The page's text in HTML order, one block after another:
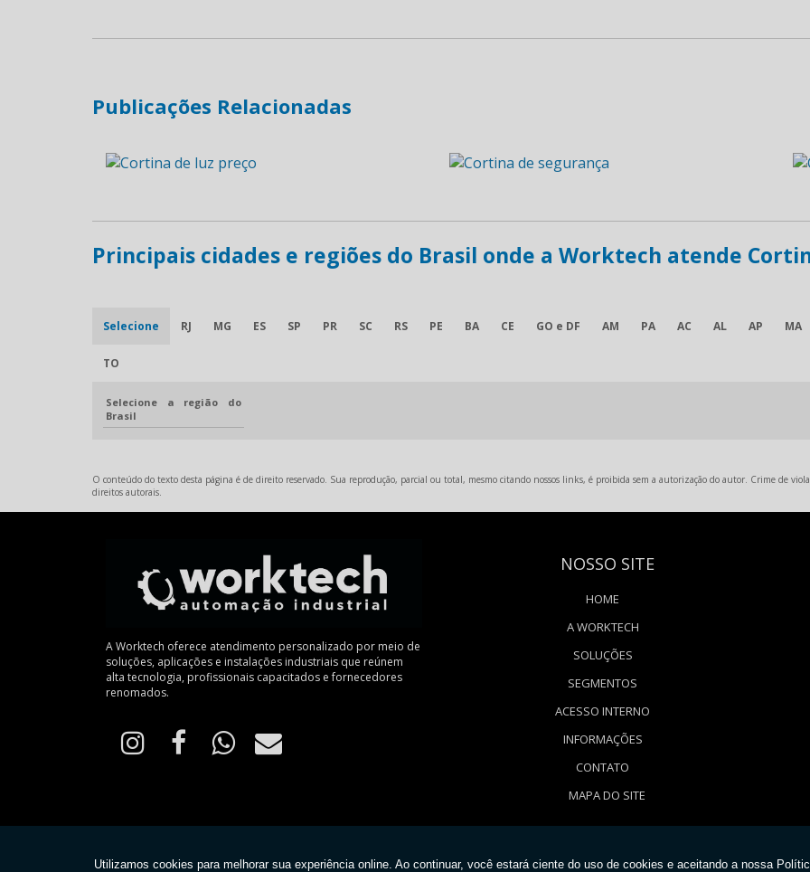
Publicações Relacionadas
Principais cidades e regiões do Brasil onde a Worktech atende
Selecione RJ MG ES SP PR SC RS PE BA CE GO e DF AM PA AC AL AP MA
TO
Selecione a região do
Brasil
O conteúdo do texto desta página é de direito reservado. Sua reprodução, parcial ou total, mesmo citando nossos links, é proibida sem a autorização do autor. Crime de
direitos autorais
A Worktech oferece atendimento personalizado por meio de
soluções, aplicações e instalações industriais que reúnem
alta tecnologia, profissionais capacitados e fornecedores
renomados.
NOSSO SITE
HOME
A WORKTECH
SOLUÇÕES
SEGMENTOS
ACESSO INTERNO
INFORMAÇÕES
CONTATO
MAPA DO SITE